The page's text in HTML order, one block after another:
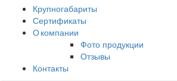
Крупногабариты
Сертификаты
О компании
Фото продукции
Отзывы
Контакты